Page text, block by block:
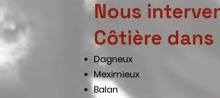
Nous
Côtière dans
Dagneux
Meximieux
Balan